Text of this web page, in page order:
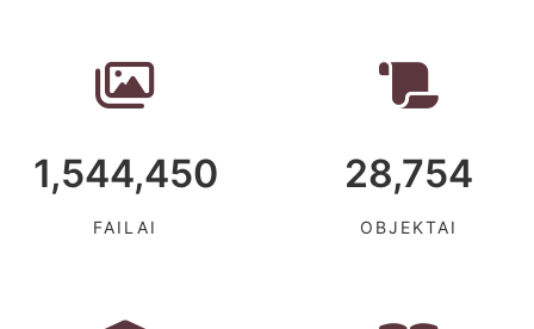
1,544,450
FAILAI
28,754
OBJEKTAI